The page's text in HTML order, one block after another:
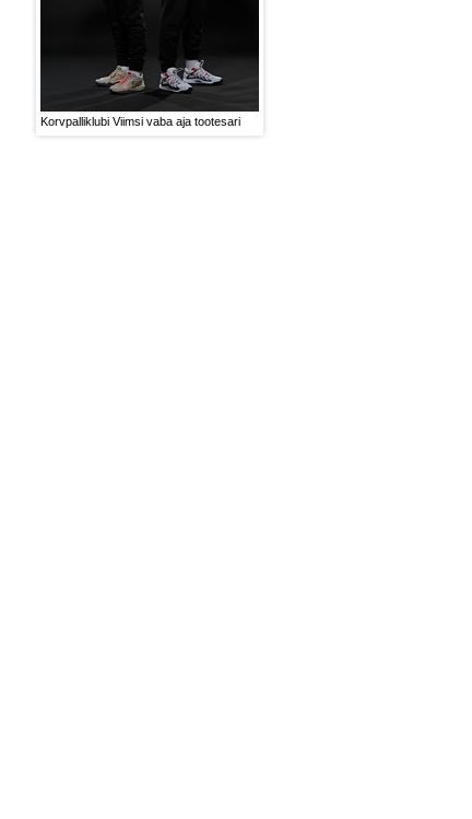
Korvpalliklubi Viimsi vaba aja tootesari